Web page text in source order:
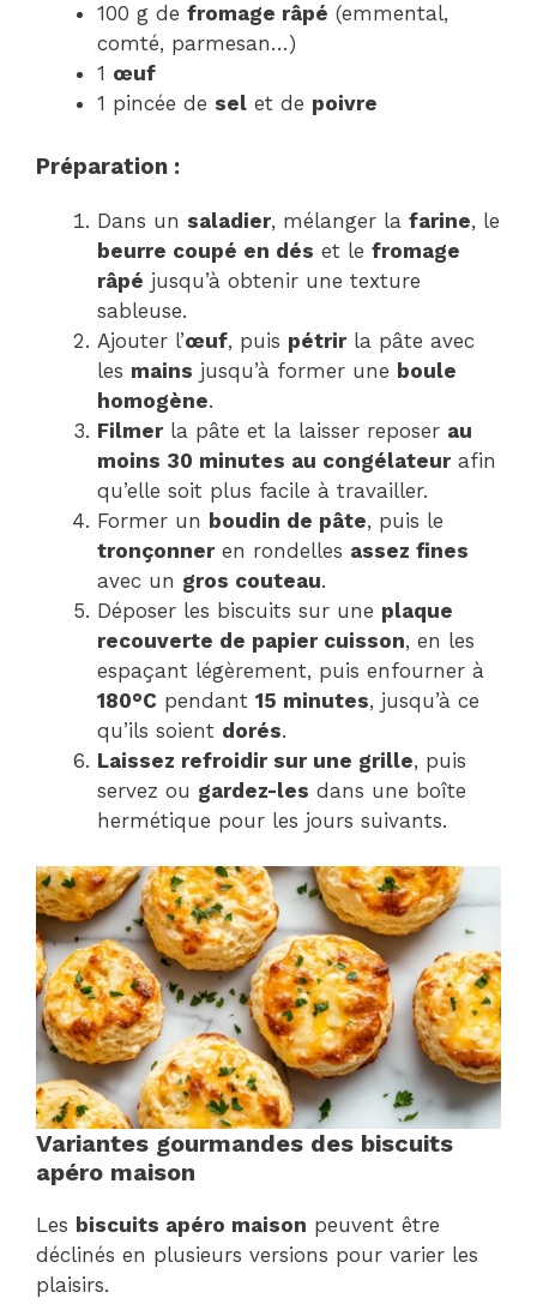
100 g de fromage râpé (emmental,
comté, parmesan…)
1 œuf
1 pincée de sel et de poivre
Préparation :
Dans un saladier, mélanger la farine, le
beurre coupé en dés et le fromage
râpé jusqu’à obtenir une texture
sableuse.
Ajouter l’œuf, puis pétrirla pâte avec
les mains jusqu’à former une boule
homogène.
Filmerla pâte et la laisser reposer au
moins 30 minutes au congélateurafin
qu’elle soit plus facile à travailler.
Former un boudin de pâte, puis le
tronçonneren rondelles assez fines
avec un gros couteau.
Déposer les biscuits sur une plaque
recouverte de papier cuisson, en les
espaçant légèrement, puis enfourner à
180°C pendant 15 minutes, jusqu’à ce
qu’ils soient dorés.
Laissez refroidir sur une grille, puis
servez ou gardez-les dans une boîte
hermétique pour les jours suivants.
Variantes gourmandes des biscuits
apéro maison
Les biscuits apéro maison peuvent être
déclinés en plusieurs versions pour varier les
plaisirs.